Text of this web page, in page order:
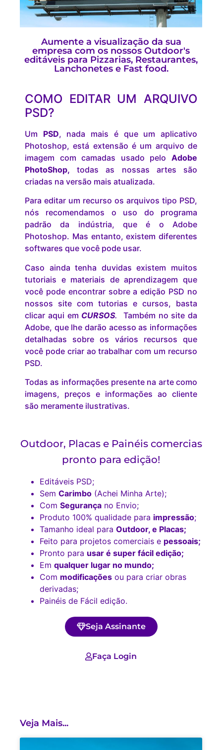
Aumente a visualização da sua
empresa com os nossos Outdoor's
editáveis para Pizzarias, Restaurantes,
Lanchonetes e Fast food.
COMO EDITAR UM ARQUIVO
PSD?
Um PSD, nada mais é que um aplicativo
Photoshop, está extensão é um arquivo de
imagem com camadas usado pelo Adobe
PhotoShop, todas as nossas artes são
criadas na versão mais atualizada.
Para editar um recurso os arquivos tipo PSD,
nós recomendamos o uso do programa
padrão da indústria, que é o Adobe
Photoshop. Mas entanto, existem diferentes
softwares que você pode usar.
Caso ainda tenha duvidas existem muitos
tutoriais e materiais de aprendizagem que
você pode encontrar sobre a edição PSD no
nossos site com tutorias e cursos, basta
clicar aqui em CURSOS.
Também no site da
Adobe, que lhe darão acesso as informações
detalhadas sobre os vários recursos que
você pode criar ao trabalhar com um recurso
PSD.
Todas as informações presente na arte como
imagens, preços e informações ao cliente
são meramente ilustrativas.
Outdoor, Placas e Painéis comercias
pronto para edição!
Editáveis PSD;
Sem Carimbo (Achei Minha Arte);
Com Segurança no Envio;
Produto 100% qualidade para impressão;
Tamanho ideal para Outdoor, e Placas;
Feito para projetos comerciais e pessoais;
Pronto para usar é super fácil edição;
Em qualquer lugar no mundo;
Com modificações ou para criar obras
derivadas;
Painéis de Fácil edição.
Seja Assinante
Faça Login
Veja Mais...